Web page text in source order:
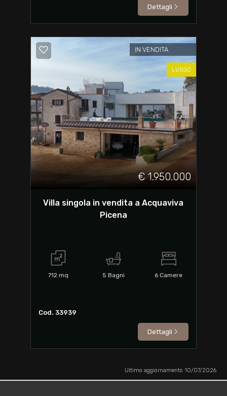
Dettagli
IN VENDITA
LUSSO
€ 1.950.000
Villa singola in vendita a Acquaviva
Picena
712 mq 5 Bagni 6 Camere
Cod. 33939
Dettagli
Ultimo aggiornamento 10/07/2026